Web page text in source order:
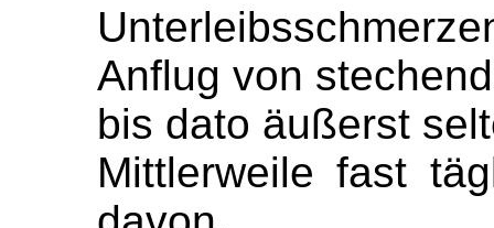
Anflug von
bis dato äußerst
Mittlerweile fast